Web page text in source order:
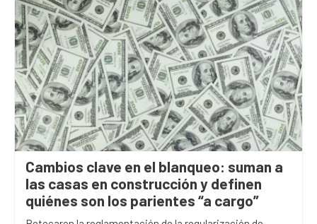
Cambios clave en el blanqueo: suman a
las casas en construcción y definen
quiénes son los parientes “a cargo”